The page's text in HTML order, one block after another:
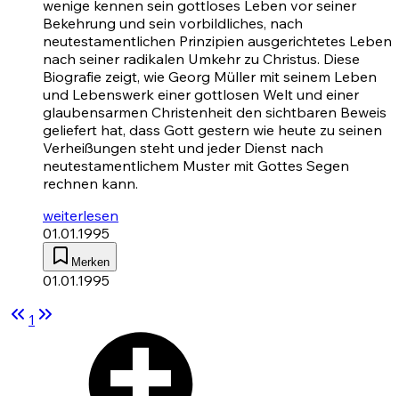
wenige kennen sein gottloses Leben vor seiner
Bekehrung und sein vorbildliches, nach
neutestamentlichen Prinzipien ausgerichtetes Leben
nach seiner radikalen Umkehr zu Christus. Diese
Biografie zeigt, wie Georg Müller mit seinem Leben
und Lebenswerk einer gottlosen Welt und einer
glaubensarmen Christenheit den sichtbaren Beweis
geliefert hat, dass Gott gestern wie heute zu seinen
Verheißungen steht und jeder Dienst nach
neutestamentlichem Muster mit Gottes Segen
rechnen kann.
weiterlesen
01.01.1995
Merken
01.01.1995
1